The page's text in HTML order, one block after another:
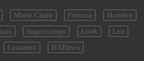
Marie Claire Fortuna
Hombre
Supercampo Look
Luz
Lunateen BATimes